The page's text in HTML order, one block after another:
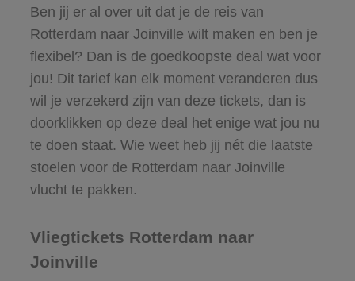
Ben jij er al over uit dat je de reis van
Rotterdam naar Joinville wilt maken en ben je
flexibel? Dan is de goedkoopste deal wat voor
jou! Dit tarief kan elk moment veranderen dus
wil je verzekerd zijn van deze tickets, dan is
doorklikken op deze deal het enige wat jou nu
te doen staat. Wie weet heb jij nét die laatste
stoelen voor de Rotterdam naar Joinville
vlucht te pakken.
Vliegtickets Rotterdam naar
Joinville